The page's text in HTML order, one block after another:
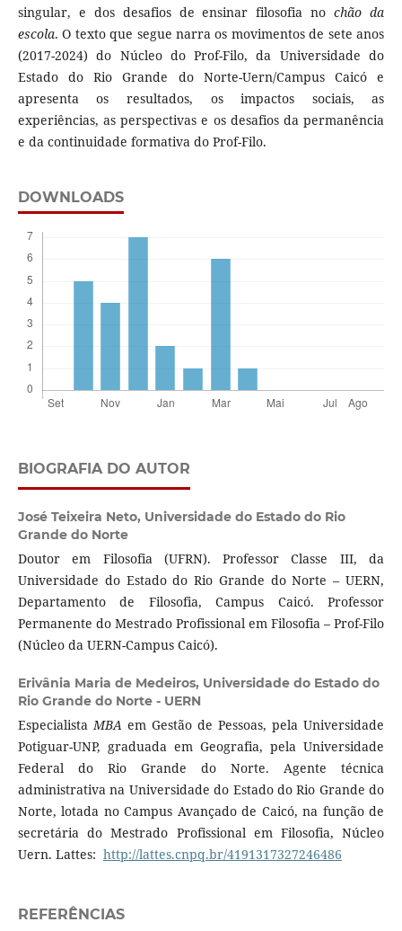
singular, e dos desafios de ensinar filosofia nochão da
escola. O texto que segue narra os movimentos de sete anos
(2017-2024) do Núcleo do Prof-Filo, da Universidade do
Estado do Rio Grande do Norte-Uern/Campus Caicó e
apresenta os resultados, os impactos sociais, as
experiências, as perspectivas e os desafios da permanência
e da continuidade formativa do Prof-Filo.
DOWNLOADS
BIOGRAFIA DO AUTOR
José Teixeira Neto, Universidade do Estado do Rio
Grande do Norte
Doutor em Filosofia (UFRN). Professor Classe III, da
Universidade do Estado do Rio Grande do Norte – UERN,
Departamento de Filosofia, Campus Caicó. Professor
Permanente do Mestrado Profissional em Filosofia – Prof-Filo
(Núcleo da UERN-Campus Caicó).
Erivânia Maria de Medeiros, Universidade do Estado do
Rio Grande do Norte - UERN
Especialista MBA em Gestão de Pessoas, pela Universidade
Potiguar-UNP, graduada em Geografia, pela Universidade
Federal do Rio Grande do Norte. Agente técnica
administrativa na Universidade do Estado do Rio Grande do
Norte, lotada no Campus Avançado de Caicó, na função de
secretária do Mestrado Profissional em Filosofia, Núcleo
Uern. Lattes: http://lattes.cnpq.br/4191317327246486
REFERÊNCIAS